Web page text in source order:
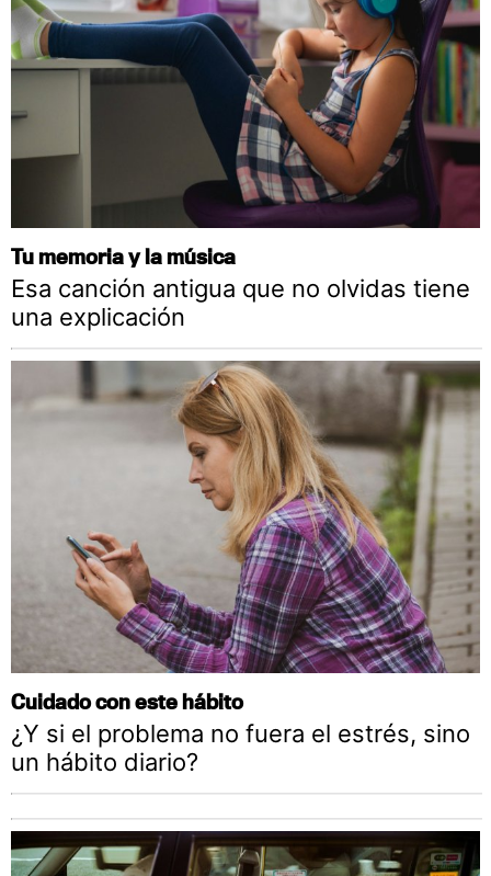
Tu memoria y la música
Esa canción antigua que no olvidas tiene
una explicación
Cuidado con este hábito
¿Y si el problema no fuera el estrés, sino
un hábito diario?